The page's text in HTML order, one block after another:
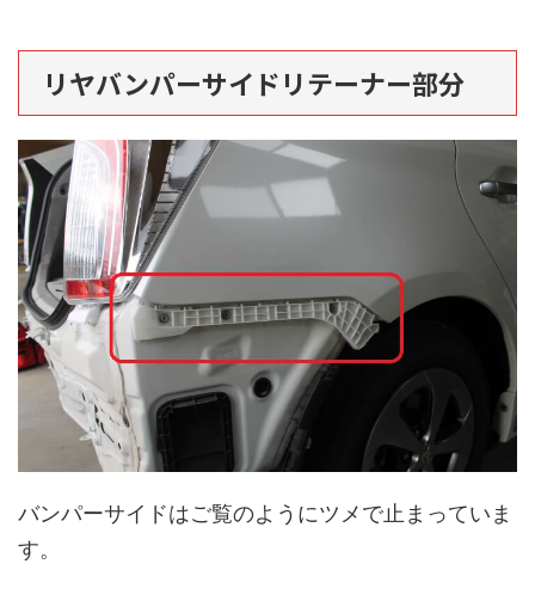
リヤバンパーサイドリテーナー部分
バンパーサイドはご覧のようにツメで止まっていま
す。